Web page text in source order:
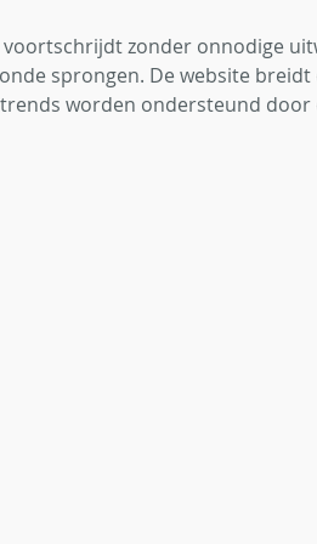
zonder onnodige
sprongen. De website breidt
worden ondersteund door